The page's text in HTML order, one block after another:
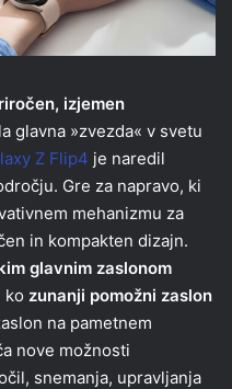
izjemen
glavna »zvezda« v svetu
Z Flip4 je naredil
Gre za napravo, ki
mehanizmu za
in kompakten dizajn.
glavnim zaslonom
ko zunanji pomožni zaslon
na pametnem
nove možnosti
snemanja, upravljanja